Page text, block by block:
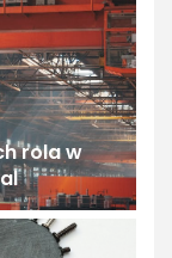
rola w